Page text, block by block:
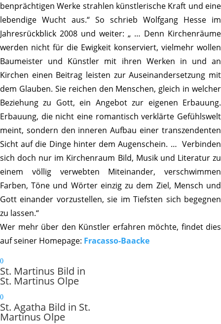
benprächtigen Werke strahlen künst­le­ri­sche Kraft und eine
leben­dige Wucht aus.“ So schrieb Wolf­gang Hesse im
Jahres­rück­blick 2008 und weiter: „ … Denn Kirchenräu­me
werden nicht für die Ewig­keit konser­viert, viel­mehr wollen
Baumeister und Künstler mit ihren Wer­ken in und an
Kirchen einen Beitrag leisten zur Ausein­andersetzung mit
dem Glau­ben. Sie reichen den Men­schen, gleich in welcher
Bezie­hung zu Gott, ein Angebot zur eigenen Erbauung.
Erbauung, die nicht eine roman­tisch verklärte Ge­fühlswelt
meint, sondern den inne­ren Aufbau einer tran­szen­denten
Sicht auf die Dinge hinter dem Au­genschein. … Verbinden
sich doch nur im Kirchen­raum Bild, Musik und Lite­ratur zu
einem völlig verwebten Mitein­ander, verschwim­men
Farben, Töne und Wörter einzig zu dem Ziel, Mensch und
Gott einander vorzu­stellen, sie im Tief­sten sich begegnen
zu lassen.“
Wer mehr über den Künstler erfahren möchte, findet dies
auf seiner Home­page: Fracasso-Baacke
St. Martinus Bild in
St. Martinus Olpe
St. Agatha Bild in St.
Martinus Olpe